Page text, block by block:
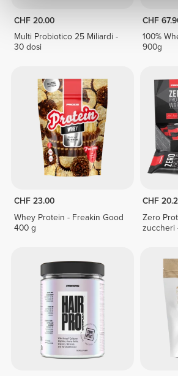
CHF 20.00
Multi Probiotico 25 Miliardi -
30 dosi
CHF
100%
900g
CHF 23.00
Whey Protein - Freakin Good
400 g
CHF
Zero
zuccheri